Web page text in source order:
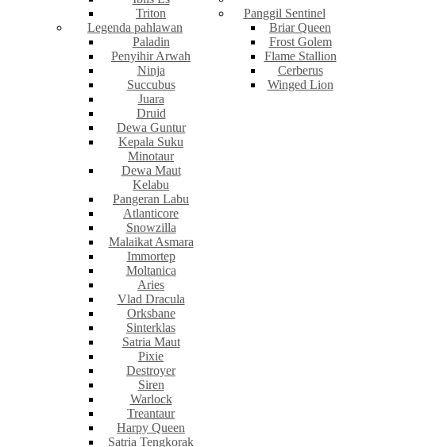
Triton
Legenda pahlawan
Paladin
Penyihir Arwah
Ninja
Succubus
Juara
Druid
Dewa Guntur
Kepala Suku
Minotaur
Dewa Maut
Kelabu
Pangeran Labu
Atlanticore
Snowzilla
Malaikat Asmara
Immortep
Moltanica
Aries
Vlad Dracula
Orksbane
Sinterklas
Satria Maut
Pixie
Destroyer
Siren
Warlock
Treantaur
Harpy Queen
Satria Tengkorak
Panggil Sentinel
Briar Queen
Frost Golem
Flame Stallion
Cerberus
Winged Lion